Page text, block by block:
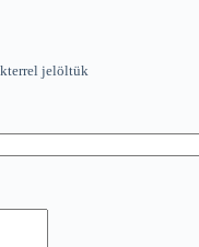
jelöltük